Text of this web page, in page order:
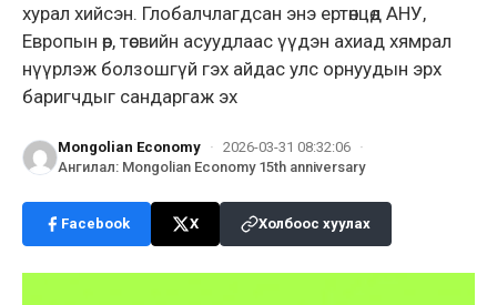
хурал хийсэн. Глобалчлагдсан энэ ертөнцөд АНУ,
Европын өр, төсвийн асуудлаас үүдэн ахиад хямрал
нүүрлэж болзошгүй гэх айдас улс орнуудын эрх
баригчдыг сандаргаж эх
Mongolian Economy · 2026-03-31 08:32:06 ·
Ангилал: Mongolian Economy 15th anniversary
Facebook X Холбоос хуулах